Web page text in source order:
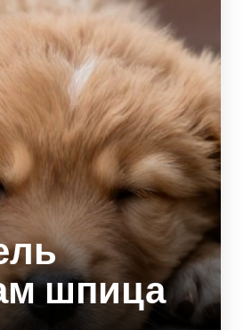
шпица